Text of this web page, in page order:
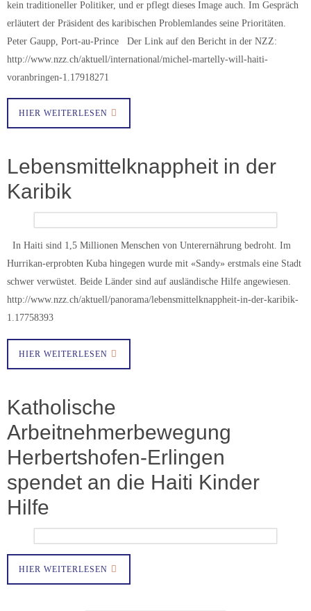
kein traditioneller Politiker, und er pflegt dieses Image auch. Im Gespräch
erläutert der Präsident des karibischen Problemlandes seine Prioritäten.
Peter Gaupp, Port-au-Prince Der Link auf den Bericht in der NZZ:
http://www.nzz.ch/aktuell/international/michel-martelly-will-haiti-
voranbringen-1.17918271
HIER WEITERLESEN
Lebensmittelknappheit in der
Karibik
In Haiti sind 1,5 Millionen Menschen von Unterernährung bedroht. Im
Hurrikan-erprobten Kuba hingegen wurde mit «Sandy» erstmals eine Stadt
schwer verwüstet. Beide Länder sind auf ausländische Hilfe angewiesen.
http://www.nzz.ch/aktuell/panorama/lebensmittelknappheit-in-der-karibik-
1.17758393
HIER WEITERLESEN
Katholische
Arbeitnehmerbewegung
Herbertshofen-Erlingen
spendet an die Haiti Kinder
Hilfe
HIER WEITERLESEN